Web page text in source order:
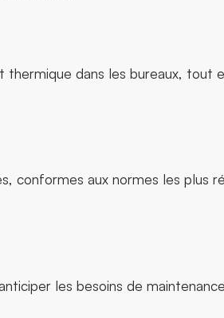
dans les bureaux, tout
conformes aux normes les plus
les besoins de